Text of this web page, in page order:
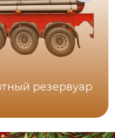
резервуар